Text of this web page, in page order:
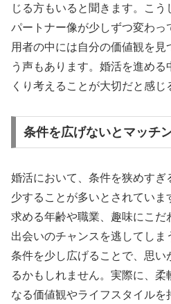
じる方もいると聞きます。こ
パートナー像が少しずつ変わっ
用者の中には自分の価値観を
う声もあります。婚活を進め
くり考えることが大切だと感じ
条件を広げないとマッチ
婚活において、条件を狭めす
少することが多いとされていま
求める年齢や職業、趣味にこ
出会いのチャンスを逃してし
条件を少し広げることで、思い
るかもしれません。実際に、
なる価値観やライフスタイル